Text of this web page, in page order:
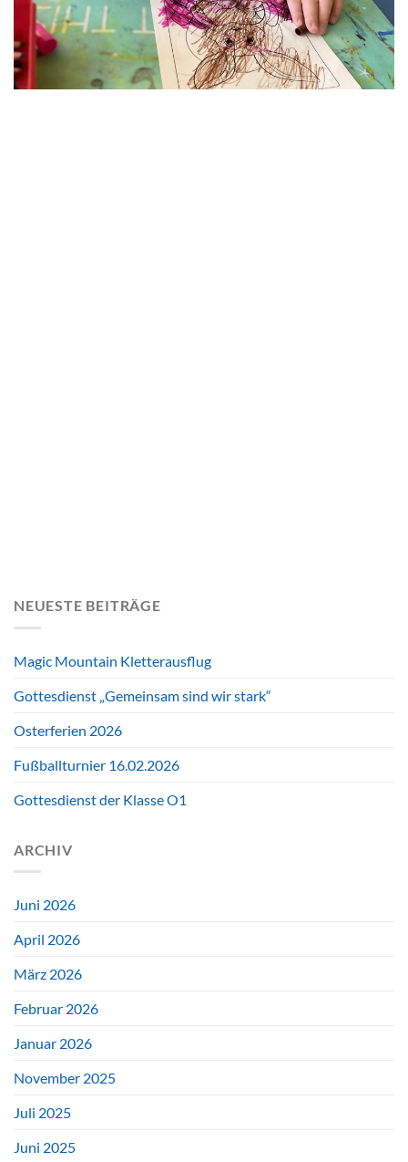
NEUESTE BEITRÄGE
Magic Mountain Kletterausflug
Gottesdienst „Gemeinsam sind wir stark“
Osterferien 2026
Fußballturnier 16.02.2026
Gottesdienst der Klasse O1
ARCHIV
Juni 2026
April 2026
März 2026
Februar 2026
Januar 2026
November 2025
Juli 2025
Juni 2025